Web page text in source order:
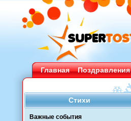
Главная Поздравления
Стихи
Важные события